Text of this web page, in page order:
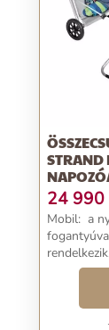
STRAND
5382)
24 990
Mobil: a
tartalmaz